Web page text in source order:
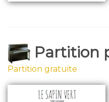
Partition
Partition gratuite